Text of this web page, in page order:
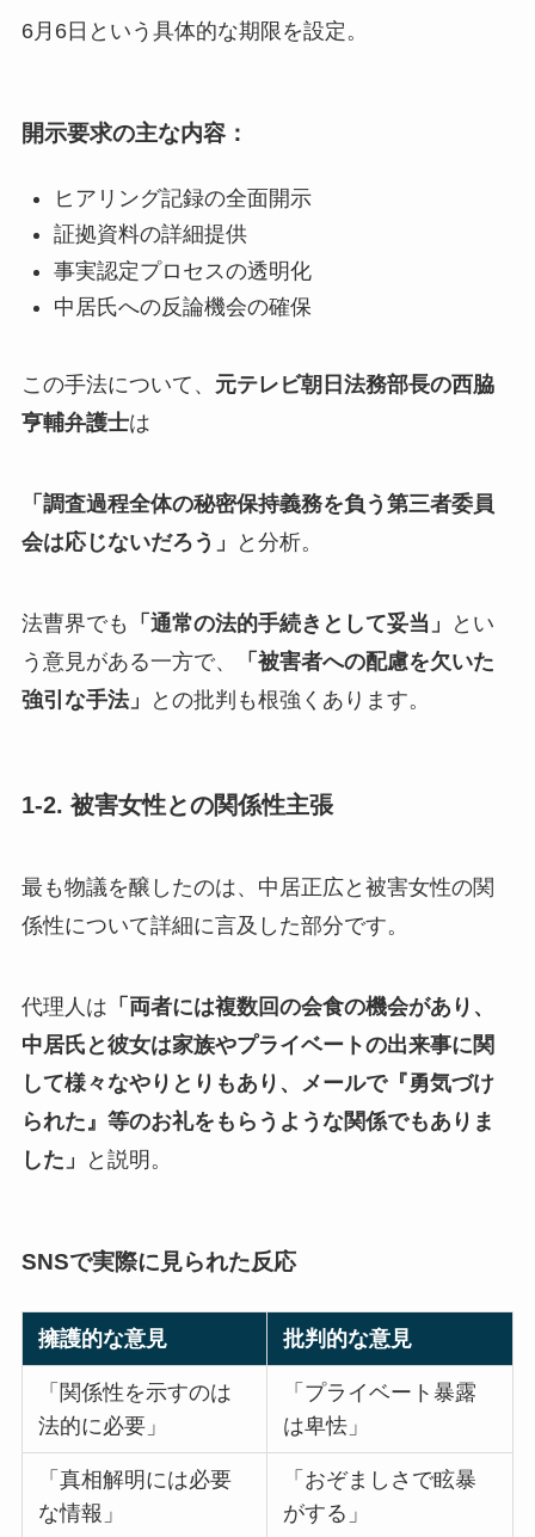
6月6日という具体的な期限を設定。
開示要求の主な内容：
ヒアリング記録の全面開示
証拠資料の詳細提供
事実認定プロセスの透明化
中居氏への反論機会の確保
この手法について、 元テレビ朝日法務部長の西脇
亨輔弁護士は
「調査過程全体の秘密保持義務を負う第三者委員
会は応じないだろう」
と分析。
法曹界でも 「通常の法的手続きとして妥当」
とい
う意見がある一方で、
「被害者への配慮を欠いた
強引な手法」
との批判も根強くあります。
1-2. 被害女性との関係性主張
最も物議を醸したのは、中居正広と被害女性の関
係性について詳細に言及した部分です。
代理人は 「両者には複数回の会食の機会があり、
中居氏と彼女は家族やプライベートの出来事に関
して様々なやりとりもあり、メールで『勇気づけ
られた』等のお礼をもらうような関係でもありま
した」
と説明。
SNSで実際に見られた反応
擁護的な意見 批判的な意見
「関係性を示すのは
法的に必要」
「プライベート暴露
は卑怯」
「真相解明には必要
な情報」
「おぞましさで眩暴
がする」